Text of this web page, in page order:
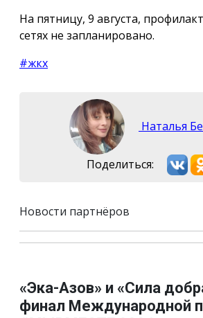
На пятницу, 9 августа,
сетях не запланировано.
#жкх
Наталья
Поделиться:
Новости партнёров
«Эка-Азов» и «Сила
финал Международной